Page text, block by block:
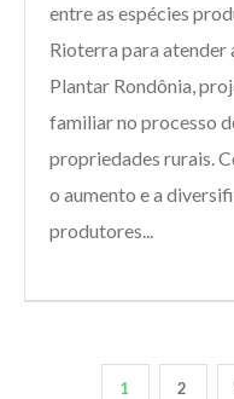
entre as espécies
Rioterra para atender
Plantar Rondônia,
familiar no processo
propriedades rurais.
o aumento e a
produtores...
1 2